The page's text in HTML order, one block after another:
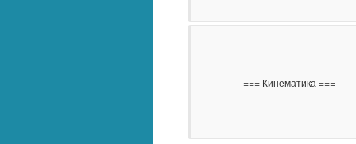
                    === Кинематика ===